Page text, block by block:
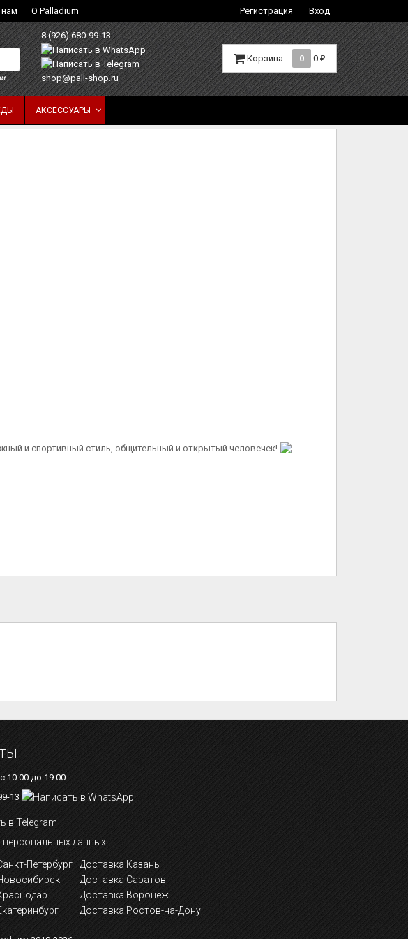
О Palladium Регистрация Вход
8 (926) 680-99-13
shop@pall-shop.ru
Корзина 0 0 ₽
АКСЕССУАРЫ
и спортивный стиль, общительный и открытый человечек!
10:00 до 19:00
13
персональных данных
Петербург
Доставка Казань
Доставка Саратов
Доставка Воронеж
Доставка Ростов-на-Дону